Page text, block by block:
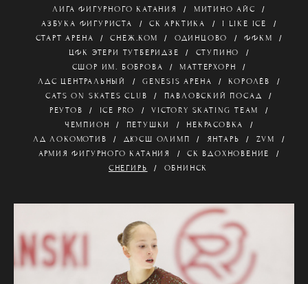
ЛИГА ФИГУРНОГО КАТАНИЯ
МИТИНО АЙС
АЗБУКА ФИГУРИСТА
СК АРКТИКА
I LIKE ICE
СТАРТ АРЕНА
СНЕЖ.КОМ ОДИНЦОВО
ФФКМ
ЦФК ЭТЕРИ ТУТБЕРИДЗЕ
СТУПИНО
СШОР ИМ. БОБРОВА
МАТТЕРХОРН
ЛДС ЦЕНТРАЛЬНЫЙ
GENESIS АРЕНА
КОРОЛЁВ
CATS ON SKATES CLUB
ПАВЛОВСКИЙ ПОСАД
РЕУТОВ
ICE PRO
VICTORY SKATING TEAM
ЧЕМПИОН
ПЕТУШКИ
НЕКРАСОВКА
ЛД ЛОКОМОТИВ
ДЮСШ ОЛИМП ЯНТАРЬ
ZVM
АРМИЯ ФИГУРНОГО КАТАНИЯ
СК ВДОХНОВЕНИЕ
СНЕГИРЬ
ОБНИНСК